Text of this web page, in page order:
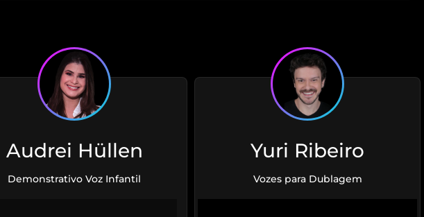
Audrei Hüllen
Demonstrativo Voz Infantil
Yuri Ribeiro
Vozes para Dublagem